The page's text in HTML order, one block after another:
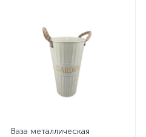
Ваза металлическая